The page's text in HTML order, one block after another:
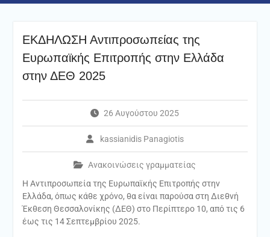
ΕΚΔΗΛΩΣΗ Αντιπροσωπείας της
Ευρωπαϊκής Επιτροπής στην Ελλάδα
στην ΔΕΘ 2025
26 Αυγούστου 2025
kassianidis Panagiotis
Ανακοινώσεις γραμματείας
Η Αντιπροσωπεία της Ευρωπαϊκής Επιτροπής στην
Ελλάδα, όπως κάθε χρόνο, θα είναι παρούσα στη Διεθνή
Έκθεση Θεσσαλονίκης (ΔΕΘ) στο Περίπτερο 10, από τις 6
έως τις 14 Σεπτεμβρίου 2025.